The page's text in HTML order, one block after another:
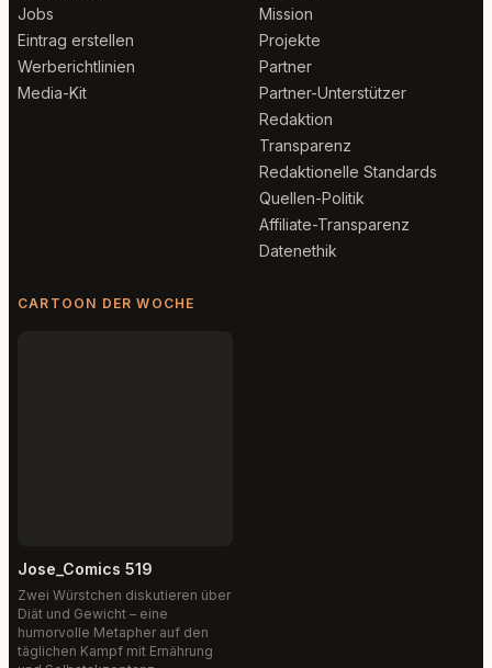
Jobs
Eintrag erstellen
Werberichtlinien
Media-Kit
Mission
Projekte
Partner
Partner-Unterstützer
Redaktion
Transparenz
Redaktionelle Standards
Quellen-Politik
Affiliate-Transparenz
Datenethik
CARTOON DER WOCHE
Jose_Comics 519
Zwei Würstchen diskutieren über
Diät und Gewicht – eine
humorvolle Metapher auf den
täglichen Kampf mit Ernährung